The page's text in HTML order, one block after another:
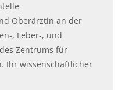
Oberärztin an der
, Leber-, und
Zentrums für
Ihr wissenschaftlicher